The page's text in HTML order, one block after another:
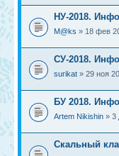
НУ-2018.
M@ks » 18 фев
СУ-2018.
surikat » 29 ноя
БУ 2018.
Artem Nikishin » 3
Скальный